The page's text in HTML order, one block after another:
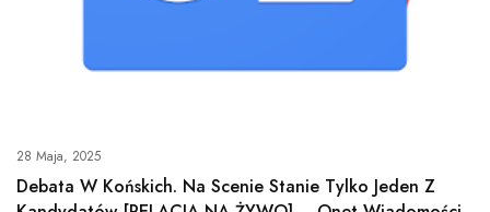
28 Maja, 2025
Debata W Końskich. Na Scenie Stanie Tylko Jeden Z